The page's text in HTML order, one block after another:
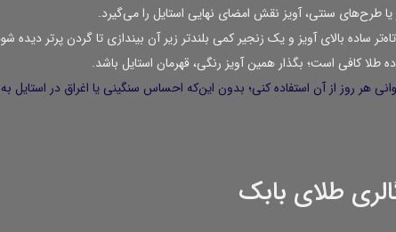
طرح‌های سنتی، آویز نقش امضای نهایی استایل را می‌گیرد.
ساده بالای آویز و یک زنجیر کمی بلندتر زیر آن بیندازی تا گردن پرتر دیده
طلا کافی است؛ بگذار همین آویز رنگی، قهرمان استایل باشد.
روز از آن استفاده کنی؛ بدون این‌که احساس سنگینی یا اغراق در استایل
طلای بابک